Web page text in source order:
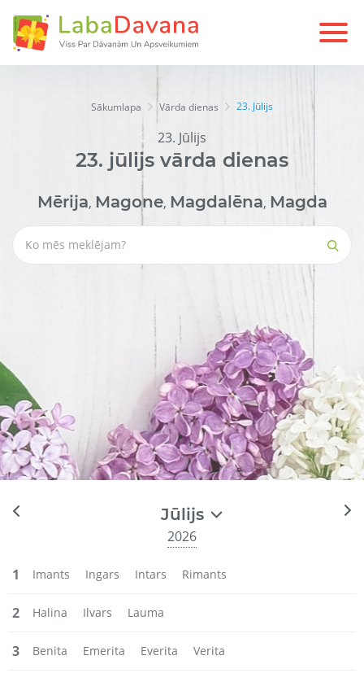
Sākumlapa Vārda dienas 23. Jūlijs
23. Jūlijs
23. jūlijs vārda dienas
Mērija, Magone, Magdalēna, Magda
Jūlijs
2026
1 Imants Ingars Intars Rimants
2 Halina Ilvars Lauma
3 Benita Emerita Everita Verita